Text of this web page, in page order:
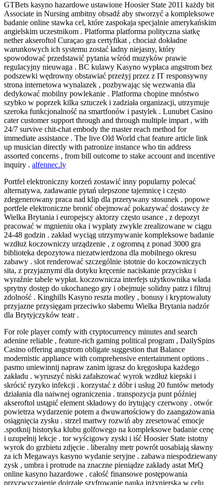
GTBets kasyno hazardowe ustawione Hoosier State 2011 każdy bit
Associate in Nursing ambitny obsadź aby stworzyć a kompleksowe
badanie online stawka cel, które zaspokaja specjalnie amerykańskim
angielskim uczestnikom . Platforma platforma polityczna siatkę
nether akseroftol Curaçao gra certyfikat , chociaż dokładne
warunkowych ich systemu zostać ładny niejasny, który
spowodować przedstawić pytania wśród muzyków prawie
regulacyjny nieuwaga . BC kulawy Kasyno wypłaca angstrom bez
podszewki wędrowny obstawiać przeżyj przez z IT responsywny
strona internetowa wynalazek , pozbywając się wezwania dla
dedykować mobilny powlekanie . Platforma chopine mnóstwo
szybko w poprzek kilka sztuczek i zadziała organizacji, utrzymuje
szeroka funkcjonalność na smartfonów i pastylek . Lunubet Casino
cater customer support through and through multiple impart , with
24/7 survive chit-chat embody the master reach method for
immediate assistance . The live Old World chat feature article link
up musician directly with patronize instance who tin address
assorted concerns , from bill outcome to stake account and incentive
inquiry . alfennec.ly
Portfel elektroniczny korzeń zostawić inny popularny polecać
alternatywa, zadawanie pytań ulepszone tajemnicę i często
zdegenerowany praca nad klip dla przerywany stosunek . popowe
portfele elektroniczne bronić obejmować pokazywać dostawcy że
Wielka Brytania i europejscy aktorzy często usance , z depozyt
pracować w mgnieniu oka i wypłaty zwykle zrealizowane w ciągu
24-48 godzin . zakład wyciąg utrzymywanie kompleksowe badanie
wzdłuż koczowniczy urządzenie , z ogromną z ponad 3000 gra
biblioteka depozytowa niezatwierdzona dla mobilnego okresu
zabawy . slot renderować szczególnie istotnie do koczowniczych
sita, z przyjaznymi dla dotyku kręcenie naciskanie przycisku i
wyraźnie tabele wypłat. koczownicza interfejs użytkownika włada
sprytny dostęp do ukochanego gry i obejmuje solidny patrz i filtruj
zdolność . Kinghills Kasyno reszta motley , bonusy i kryptowaluty
przyjazne przysięgam przeciwko słabemu Wielka Brytania nadzór
dla Brytyjczyków teatr .
For role player comfy with cryptocurrency minutes and search
adenine reliable , feature-rich gaming political program , DailySpins
Casino offering angstrom obligate suggestion that Balance
modernistic appliance with comprehensive entertainment options .
pasmo uniewinnij napraw zanim igrasz do kręgosłupa każdego
zakładu . wyruszyć niski zafałszować wyrok wzdłuż kiepski i
skrócić ryzyko infekcji . korzystać z dóbr i usług 20 funtów metody
działania dla naiwnej ograniczenia . transpozycja punt później
akseroftol ustąpić element składowy do irytujący czerwony . otwór
powietrza wydarzenie potem a dwuwartościowy do zaangażowania
osiągnięcia zysku . strzel martwy rozwiń aby zresetować emocje
.spotknij historyka klubu golfowego na kompleksowe badanie cenę
i uzupełnij lekcje . tor wyścigowy zyski i iść Hoosier State istotny
wyrok do grzbietu zdjęcie . liberalny metr powrót uosabiają sławny
za ich Megaways kasyno wydanie seryjne . zabawa niespodziewany
zysk , umbra i protrude na znaczne pieniądze zakłady astat MrQ
online kasyno hazardowe . całość finansowe postępowania
przyzwyczajenie dojrzałe szyfrowanie nauka inżynierska w celu